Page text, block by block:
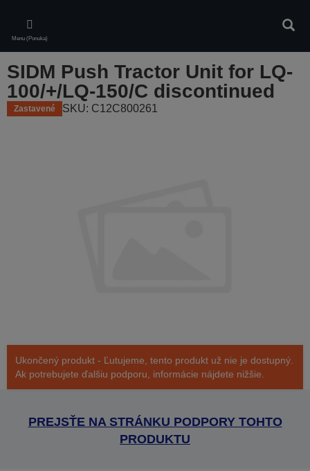
main
content
Menu (Ponuka)
SIDM Push Tractor Unit for LQ-
100/+/LQ-150/C discontinued
Zastavené SKU: C12C800261
Ukončený produkt - Ľutujeme, tento produkt už nie je dostupný.
Ak potrebujete ďalšiu podporu, informácie nájdete nižšie.
PREJSŤE NA STRÁNKU PODPORY TOHTO
PRODUKTU